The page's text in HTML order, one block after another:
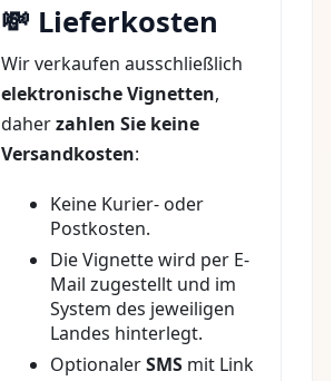
💸 Lieferkosten
Wir verkaufen ausschließlich
elektronische Vignetten,
daherzahlen Sie keine
Versandkosten:
Keine Kurier- oder
Postkosten.
Die Vignette wird per E-
Mail zugestellt und im
System des jeweiligen
Landes hinterlegt.
OptionalerSMSmit Link